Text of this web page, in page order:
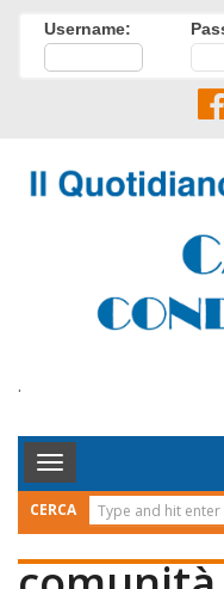
Username:
.
Toggle
Navigation
CERCA